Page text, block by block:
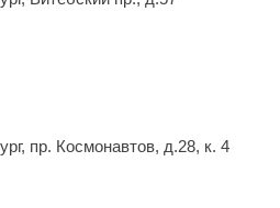
пр. Космонавтов, д.28, к. 4